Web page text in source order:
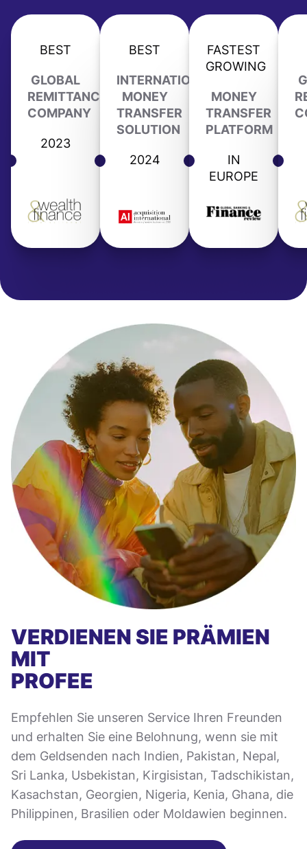
BEST
GLOBAL
REMITTANCE
COMPANY
2023
BEST
INTERNATIONAL
MONEY
TRANSFER
SOLUTION
2024
FASTEST
GROWING
MONEY
TRANSFER
PLATFORM
IN
EUROPE
VERDIENEN SIE PRÄMIEN
MIT
PROFEE
Empfehlen Sie unseren Service Ihren Freunden
und erhalten Sie eine Belohnung, wenn sie mit
dem Geldsenden nach Indien, Pakistan, Nepal,
Sri Lanka, Usbekistan, Kirgisistan, Tadschikistan,
Kasachstan, Georgien, Nigeria, Kenia, Ghana, die
Philippinen, Brasilien oder Moldawien beginnen.